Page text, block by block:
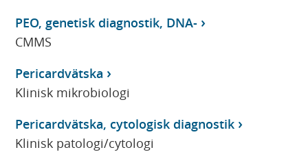
PEO, genetisk diagnostik, DNA-
CMMS
Pericardvätska
Klinisk mikrobiologi
Pericardvätska, cytologisk diagnostik
Klinisk patologi/cytologi